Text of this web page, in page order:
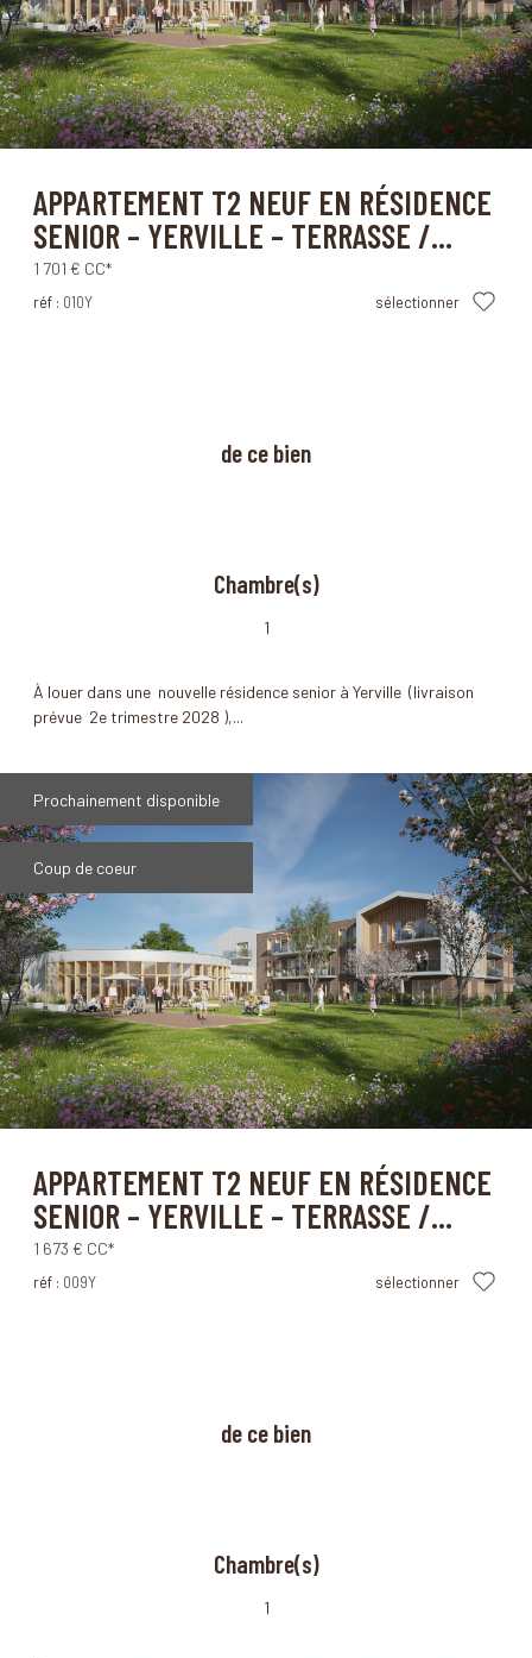
de ce bien
Chambre(s)
1
À louer dans une nouvelle résidence senior à Yerville (livraison
prévue 2e trimestre 2028 ),...
APPARTEMENT T2 NEUF EN RÉSIDENCE
SENIOR – YERVILLE – TERRASSE /...
1 701 € CC*
réf : 010Y sélectionner
Prochainement disponible
Coup de coeur
de ce bien
Chambre(s)
1
APPARTEMENT T2 NEUF EN RÉSIDENCE
SENIOR – YERVILLE – TERRASSE /...
1 673 € CC*
réf : 009Y sélectionner